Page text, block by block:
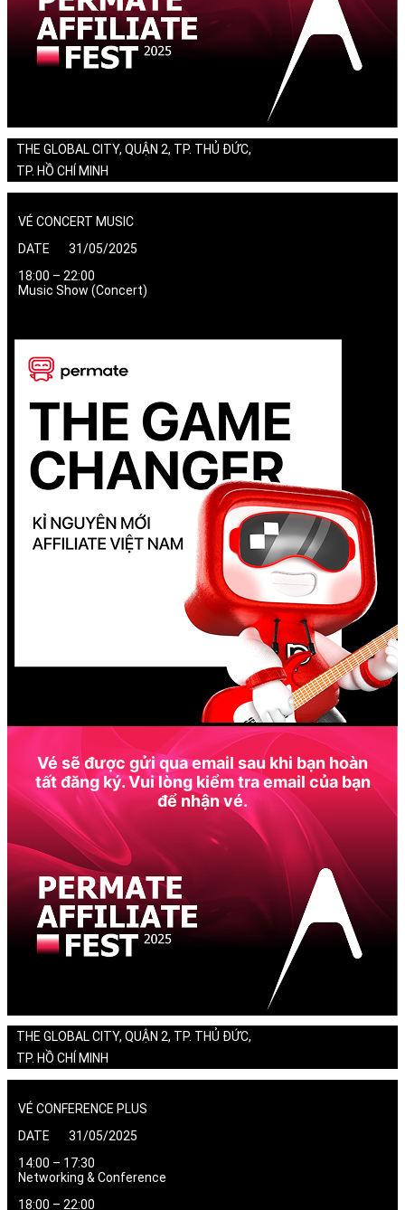
THE GLOBAL CITY, QUẬN 2, TP. THỦ ĐỨC,
TP. HỒ CHÍ MINH
VÉ CONCERT MUSIC
DATE 31/05/2025
18:00 – 22:00
Music Show (Concert)
Vé sẽ được gửi qua email sau khi bạn hoàn
tất đăng ký. Vui lòng kiểm tra email của bạn
để nhận vé.
THE GLOBAL CITY, QUẬN 2, TP. THỦ ĐỨC,
TP. HỒ CHÍ MINH
VÉ CONFERENCE PLUS
DATE 31/05/2025
14:00 – 17:30
Networking & Conference
18:00 – 22:00